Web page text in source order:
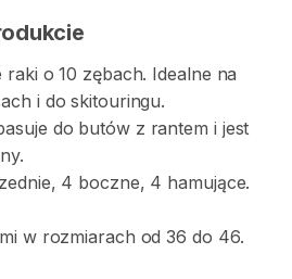
raki o 10 zębach. Idealne na
i do skitouringu.
do butów z rantem i jest
​,​ 4 boczne​,​ 4 hamujące.
w rozmiarach od 36 do 46.